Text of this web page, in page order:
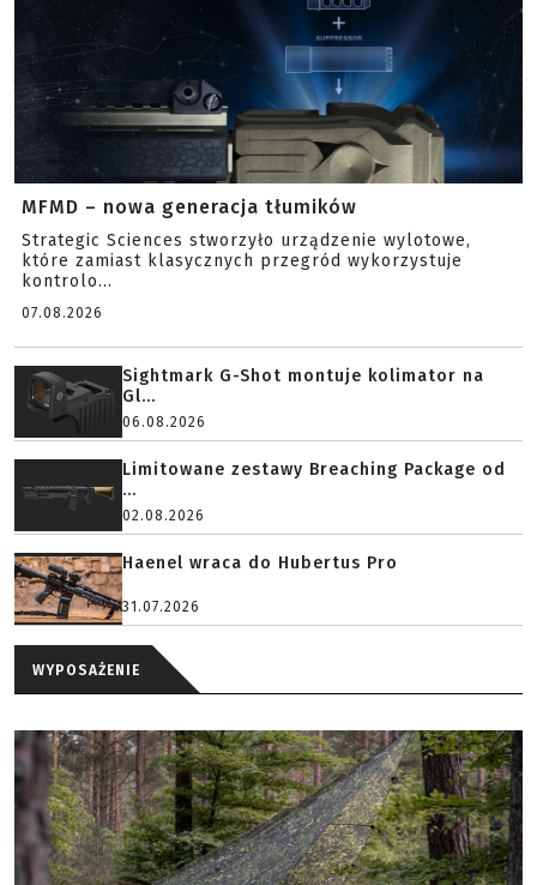
MFMD – nowa generacja tłumików
Strategic Sciences stworzyło urządzenie wylotowe,
które zamiast klasycznych przegród wykorzystuje
kontrolo...
07.08.2026
Sightmark G-Shot montuje kolimator na
Gl...
06.08.2026
Limitowane zestawy Breaching Package od
...
02.08.2026
Haenel wraca do Hubertus Pro
31.07.2026
WYPOSAŻENIE